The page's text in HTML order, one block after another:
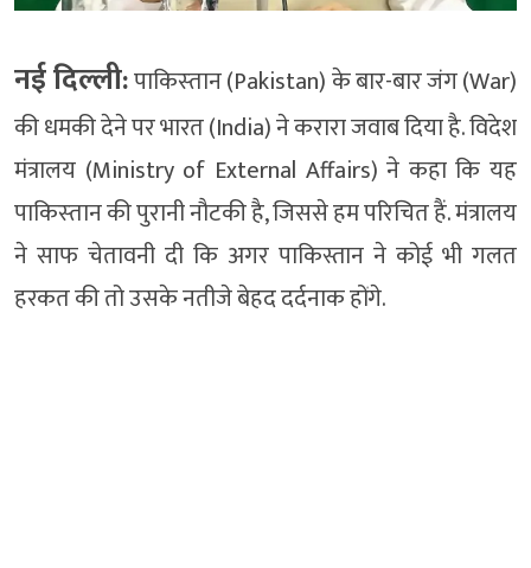
नई दिल्ली:पाक‍िस्‍तान (Pakistan) के बार-बार जंग (War)
की धमकी देने पर भारत (India) ने करारा जवाब द‍िया है. विदेश
मंत्रालय (Ministry of External Affairs) ने कहा क‍ि यह
पाक‍िस्‍तान की पुरानी नौटकी है, जिससे हम पर‍िच‍ित हैं. मंत्रालय
ने साफ चेतावनी दी कि अगर पाकिस्तान ने कोई भी गलत
हरकत की तो उसके नतीजे बेहद दर्दनाक होंगे.